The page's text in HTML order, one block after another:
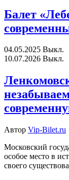
Балет
04.05.2025 Выкл.
10.07.2026 Выкл.
Автор Vip-Bilet.ru
Московский
особое место в
своего